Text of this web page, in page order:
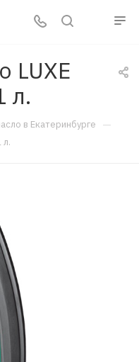
LUXE
л.
в Екатеринбурге —
л.